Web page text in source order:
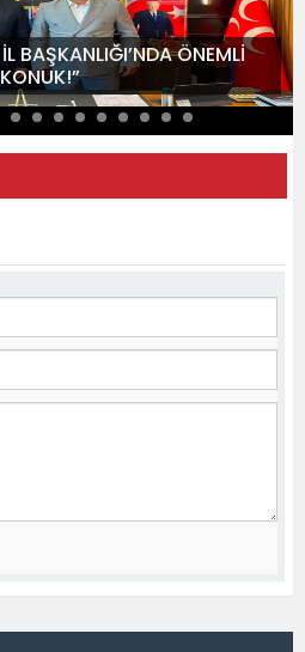
BAŞKANLIĞI’NDA ÖNEMLİ
KONUK!”